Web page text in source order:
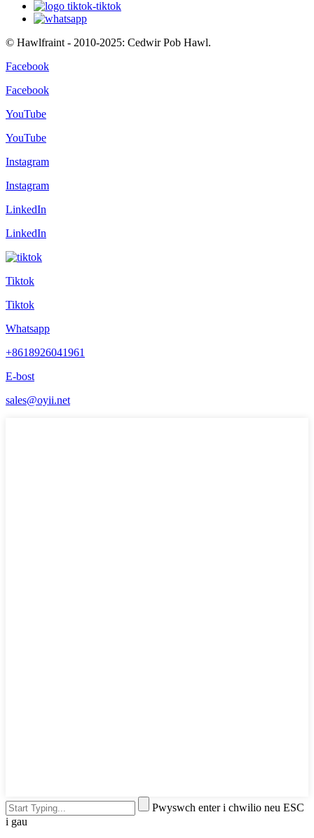
© Hawlfraint - 2010-2025: Cedwir Pob Hawl.
Facebook
Facebook
YouTube
YouTube
Instagram
Instagram
LinkedIn
LinkedIn
Tiktok
Tiktok
Whatsapp
+8618926041961
E-bost
sales@oyii.net
Pwyswch enter i chwilio neu ESC
i gau